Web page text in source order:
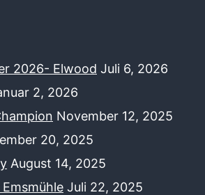
2026- Elwood Juli 6, 2026
2, 2026
November 12, 2025
20, 2025
August 14, 2025
Juli 22, 2025